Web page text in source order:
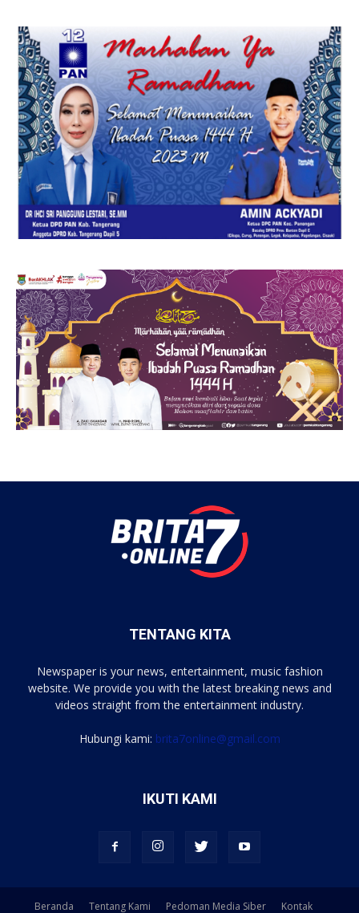
TENTANG KITA
Newspaper is your news, entertainment, music fashion
website. We provide you with the latest breaking news and
videos straight from the entertainment industry.
Hubungi kami: brita7online@gmail.com
IKUTI KAMI
Beranda Tentang Kami Pedoman Media Siber Kontak